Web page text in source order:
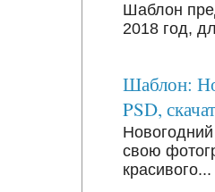
Шаблон
2018 год,
Шаблон:
PSD,
свою
красивого...